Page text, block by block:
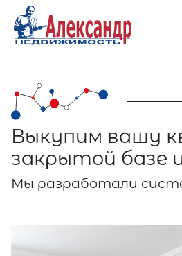
Выкупим вашу
закрытой базе
Мы разработали